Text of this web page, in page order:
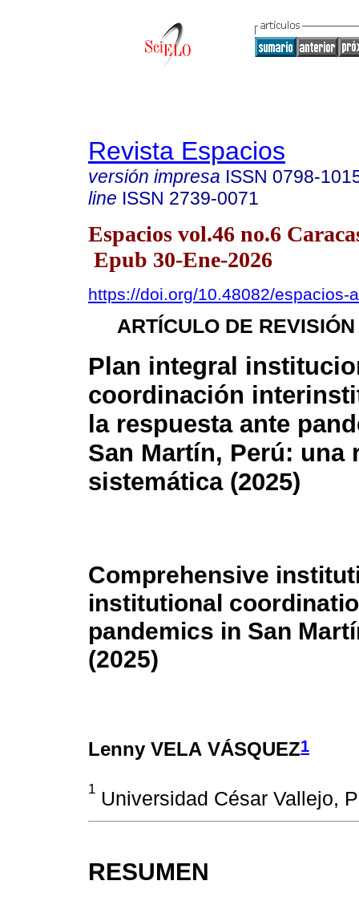
Revista Espacios
versión impresa ISSN 0798-
line ISSN 2739-0071
Espacios vol.46 no.6
Epub 30-Ene-2026
https://doi.org/10.48082/espacios-
ARTÍCULO DE
Plan integral
coordinación
la respuesta ante
San Martín, Perú: una
sistemática (2025)
Comprehensive
institutional
pandemics in San
(2025)
Lenny VELA VÁSQUEZ1
1 Universidad César Vallejo,
RESUMEN